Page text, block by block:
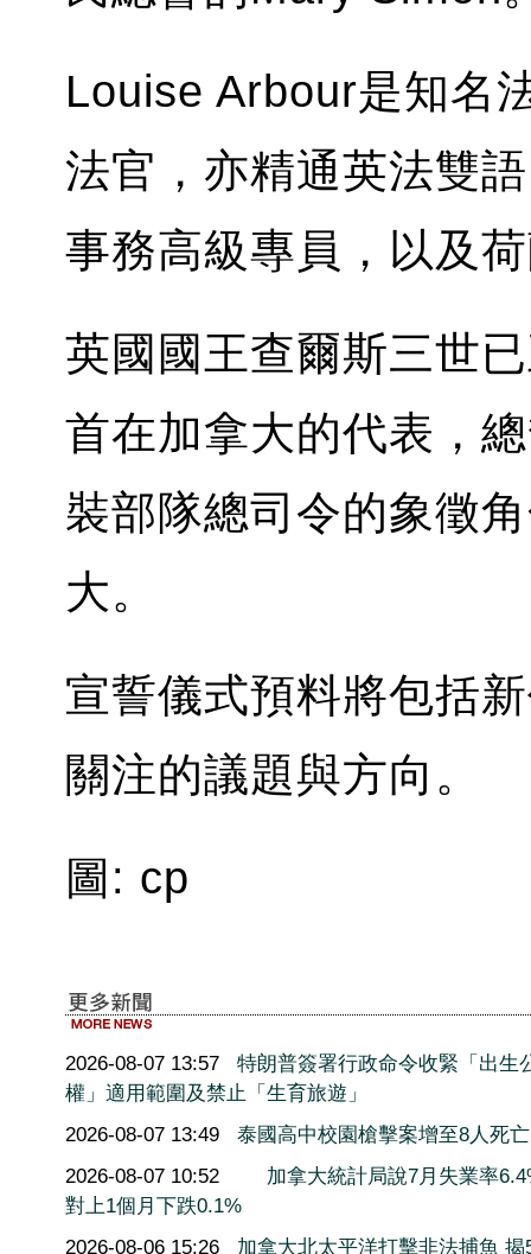
Louise Arbour是知名
法官，亦精通英法雙
事務高級專員，以及
英國國王查爾斯三世
首在加拿大的代表，
裝部隊總司令的象徵
大。
宣誓儀式預料將包括
關注的議題與方向。
圖: cp
2026-08-07 13:57
特朗普簽署行政命令收緊「出生
權」適用範圍及禁止「生育旅遊」
2026-08-07 13:49
泰國高中校園槍擊案增至8人死亡
2026-08-07 10:52
加拿大統計局說7月失業率
對上1個月下跌0.1%
2026-08-06 15:26
加拿大北太平洋打擊非法捕魚 揭